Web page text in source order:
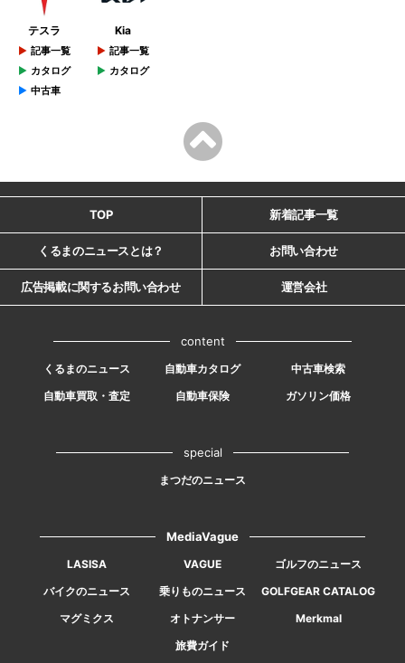
テスラ
記事一覧
カタログ
中古車
Kia
記事一覧
カタログ
TOP 新着記事一覧
くるまのニュースとは？ お問い合わせ
広告掲載に関するお問い合わせ 運営会社
content
くるまのニュース 自動車カタログ
中古車検索
自動車買取・査定
自動車保険 ガソリン価格
special
まつだのニュース
MediaVague
LASISA VAGUE
ゴルフのニュース
バイクのニュース
乗りものニュース
GOLFGEAR CATALOG
マグミクス
オトナンサー
Merkmal
旅費ガイド